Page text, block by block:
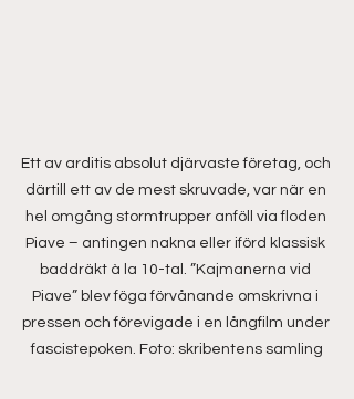
Ett av arditis absolut djärvaste företag, och
därtill ett av de mest skruvade, var när en
hel omgång stormtrupper anföll via floden
Piave – antingen nakna eller iförd klassisk
baddräkt à la 10-tal. ”Kajmanerna vid
Piave” blev föga förvånande omskrivna i
pressen och förevigade i en långfilm under
fascistepoken. Foto: skribentens samling